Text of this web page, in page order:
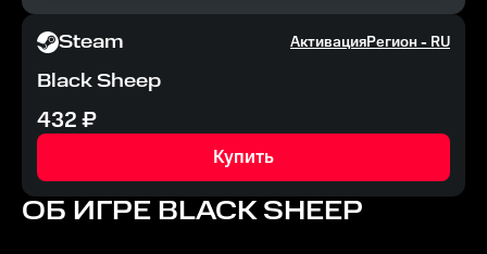
Steam АктивацияРегион -RU
Black Sheep
432₽
Купить
ОБ ИГРЕ BLACK SHEEP